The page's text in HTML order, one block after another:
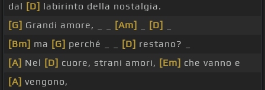
dal [D] labirinto della nostalgia.
[G] Grandi amore, _ _ [Am] [D]
[Bm] ma [G] perché _ _ [D] restano? _
[A] Nel [D] cuore, strani amori, [Em] che vanno e
[A] vengono,